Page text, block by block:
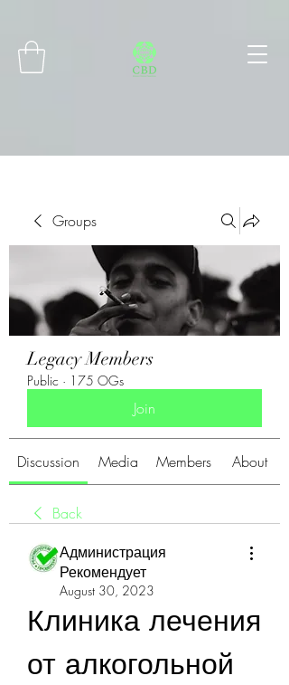
Groups
Legacy Members
Public · 175 OGs
Join
Discussion Media Members About
Back
Администрация
Рекомендует
August 30, 2023
Клиника лечения
от алкогольной